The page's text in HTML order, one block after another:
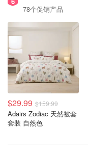
78个促销产品
$29.99 $159.99
Adairs Zodiac 天然被套
套装 自然色